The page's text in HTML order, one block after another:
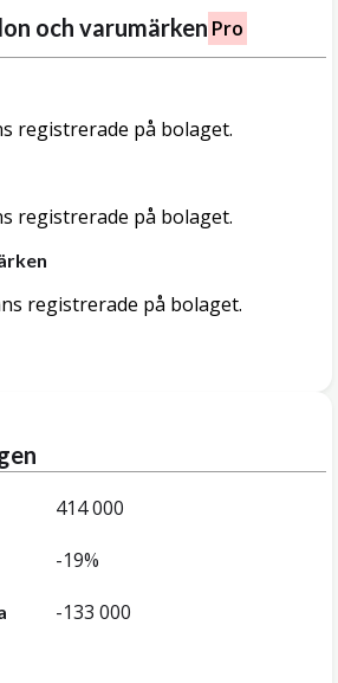
och varumärken Pro
registrerade på bolaget.
registrerade på bolaget.
registrerade på bolaget.
414 000
-19%
-133 000